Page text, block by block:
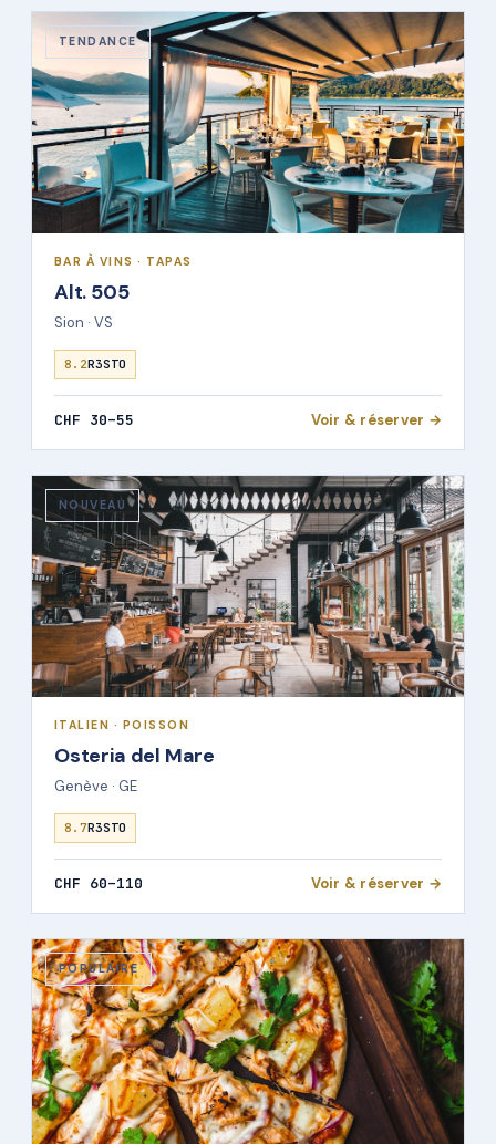
TENDANCE
BAR À VINS · TAPAS
Alt. 505
Sion · VS
8.2R3STO
CHF 30–55 Voir & réserver →
NOUVEAU
ITALIEN · POISSON
Osteria del Mare
Genève · GE
8.7R3STO
CHF 60–110 Voir & réserver →
POPULAIRE